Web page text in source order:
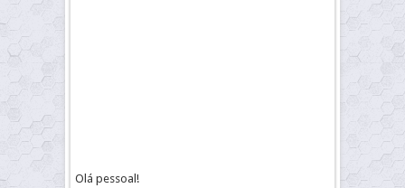
Olá pessoal!